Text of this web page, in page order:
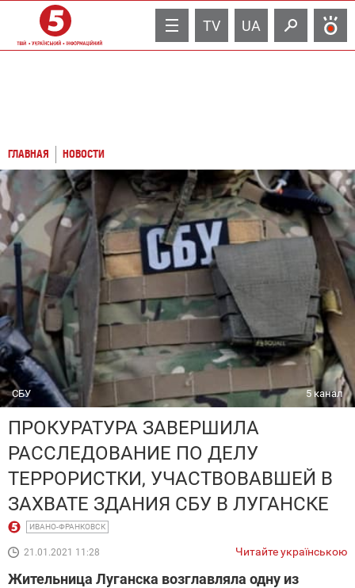
TV UA
ГЛАВНАЯ НОВОСТИ
СБУ 5 канал
ПРОКУРАТУРА ЗАВЕРШИЛА
РАССЛЕДОВАНИЕ ПО ДЕЛУ
ТЕРРОРИСТКИ, УЧАСТВОВАВШЕЙ В
ЗАХВАТЕ ЗДАНИЯ СБУ В ЛУГАНСКЕ
ИВАНО-ФРАНКОВСК
21.01.2021 11:28 Читайте українською
Жительница Луганска возглавляла одну из